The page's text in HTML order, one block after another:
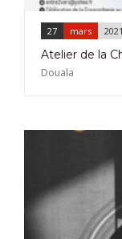
27 mars 2021
Douala